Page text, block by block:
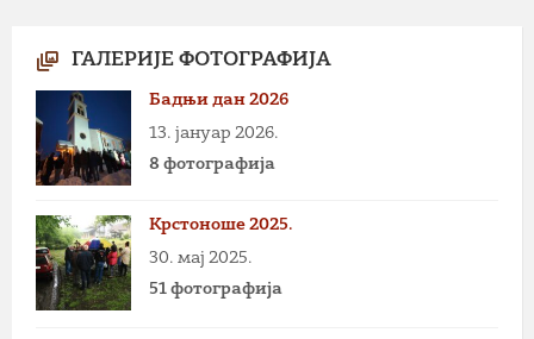
ГАЛЕРИЈЕ ФОТОГРАФИЈА
Бадњи дан 2026
13. јануар 2026.
8 фотографија
Крстоноше 2025.
30. мај 2025.
51 фотографија